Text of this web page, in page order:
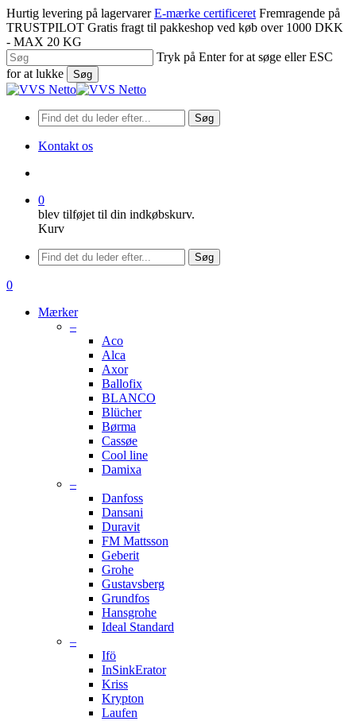
Spring
til
hovedindhold
Hurtig levering på lagervarer E-mærke certificeret Fremragende på
TRUSTPILOT Gratis fragt til pakkeshop ved køb over 1000 DKK
- MAX 20 KG
Tryk på Enter for at søge eller ESC
for at lukke
Søg
Luk
Søg
Kontakt os
0
blev tilføjet til din indkøbskurv.
Kurv
Menu
Søg
søge
0
Mærker
–
Aco
Alca
Axor
Ballofix
BLANCO
Blücher
Børma
Cassøe
Cool line
Damixa
–
Danfoss
Dansani
Duravit
FM Mattsson
Geberit
Grohe
Gustavsberg
Grundfos
Hansgrohe
Ideal Standard
–
Ifö
InSinkErator
Kriss
Krypton
Laufen